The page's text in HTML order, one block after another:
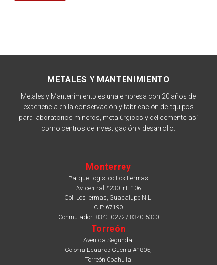
METALES Y MANTENIMIENTO
Metales y Mantenimiento es una empresa con 20 años de
experiencia en la conservación y fabricación de equipos
para laboratorios mineros, metalúrgicos y del cemento así
como centros de investigación y desarrollo.
Monterrey
Parque Logistico Los Lermas
Av. central #230 int. 106
Col. Los lermas, Guadalupe N.L.
C.P. 67190
Conmutador: 8343-0272 / 8340-5300
Torreón
Avenida Segunda,
Colonia Eduardo Guerra #1805,
Torreón Coahuila